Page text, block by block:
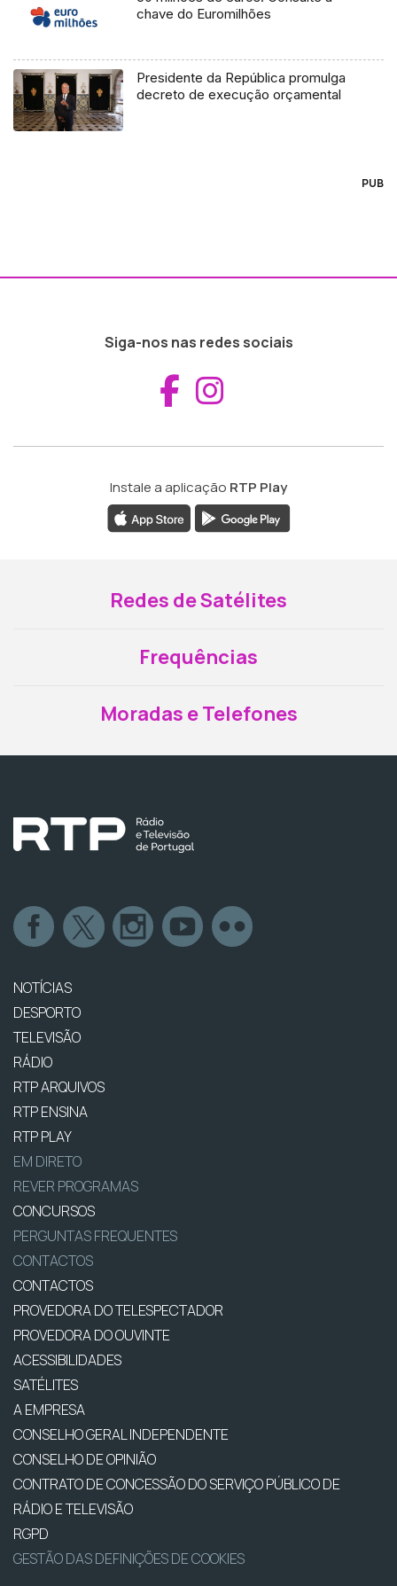
chave do Euromilhões
Presidente da República promulga
decreto de execução orçamental
PUB
Siga-nos nas redes sociais
Aceder ao
Instale a aplicação RTP Play
Redes de Satélites
Frequências
Moradas e Telefones
NOTÍCIAS
DESPORTO
TELEVISÃO
RÁDIO
RTP ARQUIVOS
RTP ENSINA
RTP PLAY
EM DIRETO
REVER PROGRAMAS
CONCURSOS
PERGUNTAS FREQUENTES
CONTACTOS
CONTACTOS
PROVEDORA DO TELESPECTADOR
PROVEDORA DO OUVINTE
ACESSIBILIDADES
SATÉLITES
A EMPRESA
CONSELHO GERAL INDEPENDENTE
CONSELHO DE OPINIÃO
CONTRATO DE CONCESSÃO DO SERVIÇO PÚBLICO DE
RÁDIO E TELEVISÃO
RGPD
GESTÃO DAS DEFINIÇÕES DE COOKIES